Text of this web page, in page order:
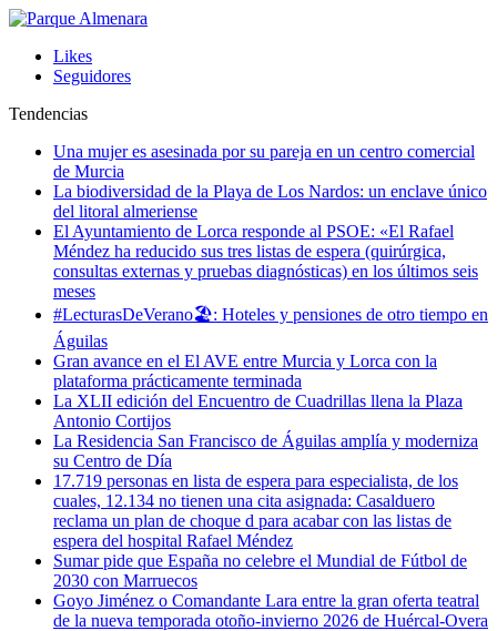
Likes
Seguidores
Tendencias
Una mujer es asesinada por su pareja en un centro comercial
de Murcia
La biodiversidad de la Playa de Los Nardos: un enclave único
del litoral almeriense
El Ayuntamiento de Lorca responde al PSOE: «El Rafael
Méndez ha reducido sus tres listas de espera (quirúrgica,
consultas externas y pruebas diagnósticas) en los últimos seis
meses
#LecturasDeVerano🏖: Hoteles y pensiones de otro tiempo en
Águilas
Gran avance en el El AVE entre Murcia y Lorca con la
plataforma prácticamente terminada
La XLII edición del Encuentro de Cuadrillas llena la Plaza
Antonio Cortijos
La Residencia San Francisco de Águilas amplía y moderniza
su Centro de Día
17.719 personas en lista de espera para especialista, de los
cuales, 12.134 no tienen una cita asignada: Casalduero
reclama un plan de choque d para acabar con las listas de
espera del hospital Rafael Méndez
Sumar pide que España no celebre el Mundial de Fútbol de
2030 con Marruecos
Goyo Jiménez o Comandante Lara entre la gran oferta teatral
de la nueva temporada otoño-invierno 2026 de Huércal-Overa